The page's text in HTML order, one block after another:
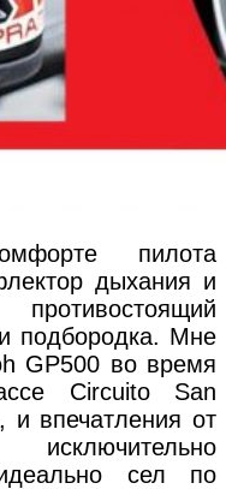
пилота
дыхания и
подбородка. Мне
GP500 во время
Circuito San
впечатления от
сел по